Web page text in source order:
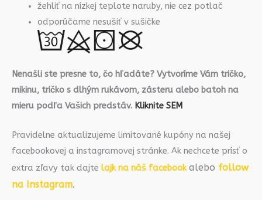
žehliť na nízkej teplote naruby, nie cez potlač
odporúčame nesušiť v sušičke
Nenašli ste presne to, čo hľadáte? Vytvoríme Vám tričko,
mikinu, tričko s dlhým rukávom, zásteru alebo batoh na
mieru podľa Vašich predstáv. Kliknite SEM
Pravidelne aktualizujeme limitované kupóny na našej
facebookovej a instagramovej stránke. Ak nechcete prísť o
extra zľavy tak dajte lajk na náš facebookalebo follow
na Instagram.